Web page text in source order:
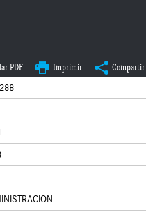
PDF Imprimir Compartir